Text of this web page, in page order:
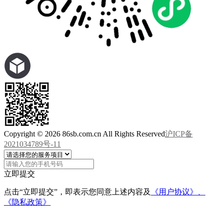
Copyright © 2026 86sb.com.cn All Rights Reserved沪ICP备
2021034789号-11
立即提交
点击“立即提交”，即表示您同意上述内容及
《用户协议》、
《隐私政策》